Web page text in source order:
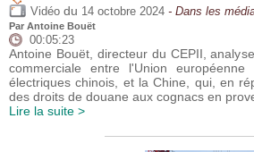
Vidéo du 14 octobre 2024 - Dans les
Par Antoine Bouët
00:05:23
Antoine Bouët, directeur du CEPII,
commerciale entre l'Union
électriques chinois, et la Chine, qui, en
des droits de douane aux cognacs en
Lire la suite >